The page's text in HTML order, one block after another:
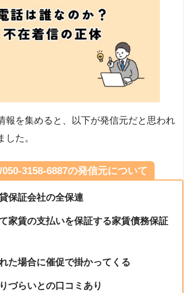
報を集めると、以下が発信元だと思われ
した。
3158-6887の発信元について
保証会社の全保連
家賃の支払いを保証する家賃債務保証
た場合に催促で掛かってくる
づらいとの口コミあり